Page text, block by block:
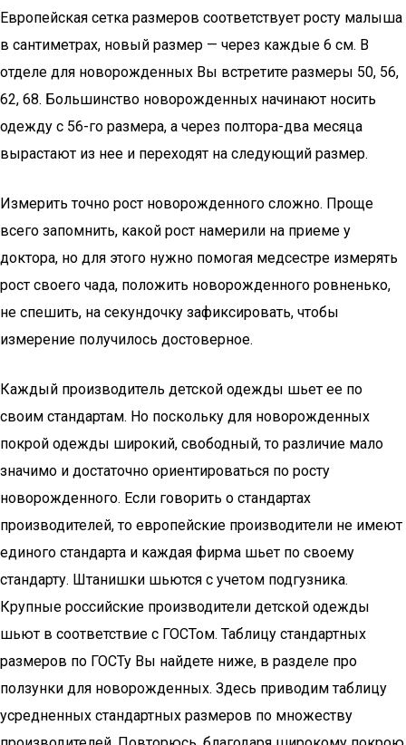
Европейская сетка размеров соответствует росту малыша
в сантиметрах, новый размер — через каждые 6 см. В
отделе для новорожденных Вы встретите размеры 50, 56,
62, 68. Большинство новорожденных начинают носить
одежду с 56-го размера, а через полтора-два месяца
вырастают из нее и переходят на следующий размер.
Измерить точно рост новорожденного сложно. Проще
всего запомнить, какой рост намерили на приеме у
доктора, но для этого нужно помогая медсестре измерять
рост своего чада, положить новорожденного ровненько,
не спешить, на секундочку зафиксировать, чтобы
измерение получилось достоверное.
Каждый производитель детской одежды шьет ее по
своим стандартам. Но поскольку для новорожденных
покрой одежды широкий, свободный, то различие мало
значимо и достаточно ориентироваться по росту
новорожденного. Если говорить о стандартах
производителей, то европейские производители не имеют
единого стандарта и каждая фирма шьет по своему
стандарту. Штанишки шьются с учетом подгузника.
Крупные российские производители детской одежды
шьют в соответствие с ГОСТом. Таблицу стандартных
размеров по ГОСТу Вы найдете ниже, в разделе про
ползунки для новорожденных. Здесь приводим таблицу
усредненных стандартных размеров по множеству